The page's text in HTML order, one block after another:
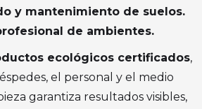
y mantenimiento de suelos.
de ambientes.
ecológicos certificados,
el personal y el medio
garantiza resultados visibles,